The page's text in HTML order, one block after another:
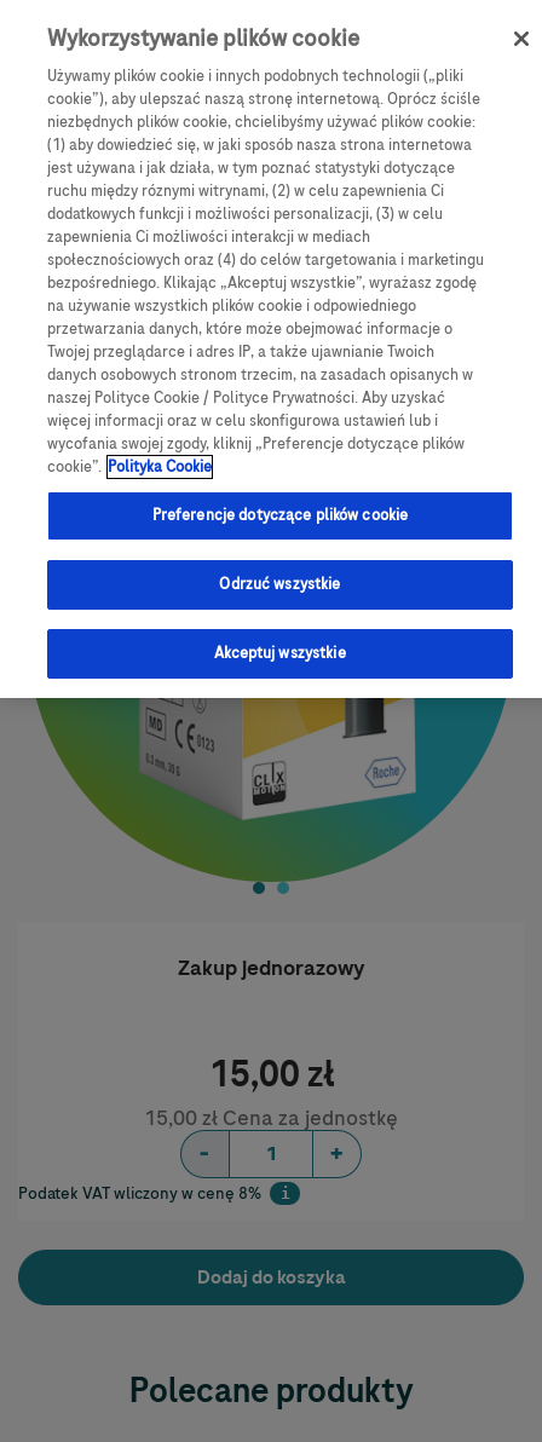
Skip to main content Menu
e-Sklep
Monitorowanie stężenia glukozy
Nakłuwacze i lancety
Bębenki z lancetami Accu-Chek FastClix (24)
Bębenki z lancetami
Accu-Chek FastClix (24)
24 lancety w 4 bębenkach do nakłuwacza Accu-Chek
FastClix
Zakup jednorazowy
15,00 zł
15,00 zł Cena za jednostkę
- +
Podatek VAT wliczony w cenę 8%
i
Dodaj do koszyka
Polecane produkty
Wykorzystywanie plików cookie
Używamy plików cookie i innych podobnych technologii („pliki
cookie”), aby ulepszać naszą stronę internetową. Oprócz ściśle
niezbędnych plików cookie, chcielibyśmy używać plików cookie:
(1) aby dowiedzieć się, w jaki sposób nasza strona internetowa
jest używana i jak działa, w tym poznać statystyki dotyczące
ruchu między róznymi witrynami, (2) w celu zapewnienia Ci
dodatkowych funkcji i możliwości personalizacji, (3) w celu
zapewnienia Ci możliwości interakcji w mediach
społecznościowych oraz (4) do celów targetowania i marketingu
bezpośredniego. Klikając „Akceptuj wszystkie”, wyrażasz zgodę
na używanie wszystkich plików cookie i odpowiedniego
przetwarzania danych, które może obejmować informacje o
Twojej przeglądarce i adres IP, a także ujawnianie Twoich
danych osobowych stronom trzecim, na zasadach opisanych w
naszej Polityce Cookie / Polityce Prywatności. Aby uzyskać
więcej informacji oraz w celu skonfigurowa ustawień lub i
wycofania swojej zgody, kliknij „Preferencje dotyczące plików
cookie”. Polityka Cookie
Preferencje dotyczące plików cookie
Odrzuć wszystkie
Akceptuj wszystkie